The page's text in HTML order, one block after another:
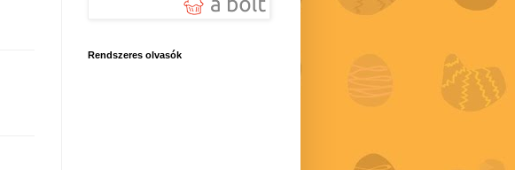
Rendszeres olvasók